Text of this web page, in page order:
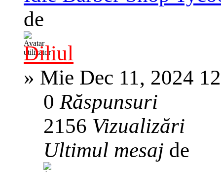
de
Diliul
» Mie Dec 11, 2024
0Răspunsuri
2156 Vizualizări
Ultimul mesaj de